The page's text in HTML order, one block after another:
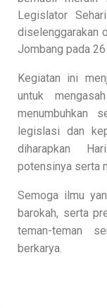
Legislator
diselenggarakan
Jombang pada
Kegiatan ini
untuk
menumbuhkan
legislasi dan
diharapkan
potensinya serta
Semoga ilmu
barokah, serta
teman-teman
berkarya.